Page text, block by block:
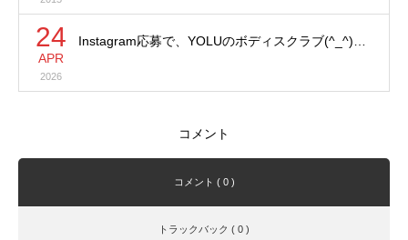
24
APR
2026
Instagram応募で、YOLUのボディスクラブ(^_^)…
コメント
コメント ( 0 )
トラックバック ( 0 )